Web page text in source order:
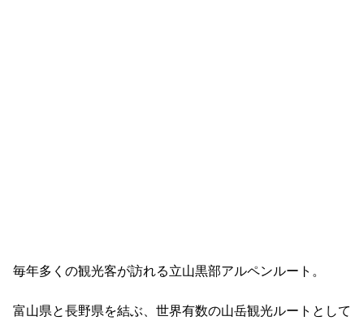
毎年多くの観光客が訪れる立山黒部アルペンルート。
富山県と長野県を結ぶ、世界有数の山岳観光ルートとして